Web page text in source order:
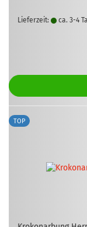
Lieferzeit: ca. 3-4
TOP